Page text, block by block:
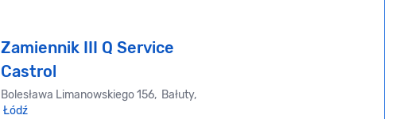
Zamiennik III Q Service
Castrol
Bolesława Limanowskiego 156, Bałuty,
Łódź